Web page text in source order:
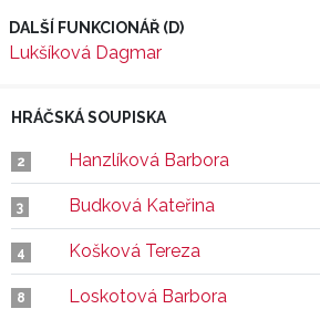
DALŠÍ FUNKCIONÁŘ (D)
Lukšíková Dagmar
HRÁČSKÁ SOUPISKA
2 Hanzlíková Barbora
3 Budková Kateřina
4 Košková Tereza
8 Loskotová Barbora